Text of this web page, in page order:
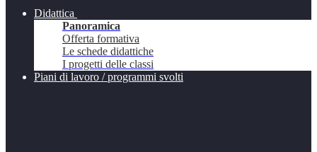
Didattica
Panoramica
Offerta formativa
Le schede didattiche
I progetti delle classi
Piani di lavoro / programmi svolti